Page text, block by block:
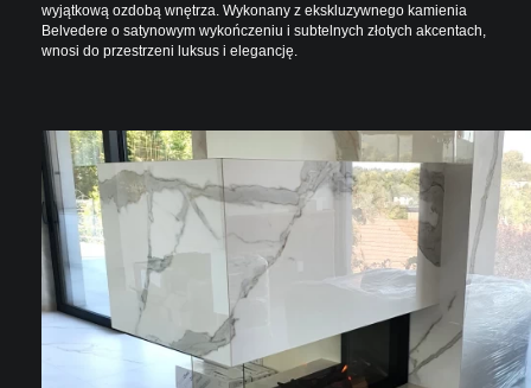
wyjątkową ozdobą wnętrza. Wykonany z ekskluzywnego kamienia
Belvedere o satynowym wykończeniu i subtelnych złotych akcentach,
wnosi do przestrzeni luksus i elegancję.